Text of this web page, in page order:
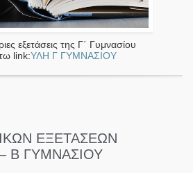
εξετάσεις της Γ΄ Γυμνασίου
link:ΥΛΗ Γ ΓΥΜΝΑΣΙΟΥ
ΕΞΕΤΑΣΕΩΝ
Β ΓΥΜΝΑΣΙΟΥ